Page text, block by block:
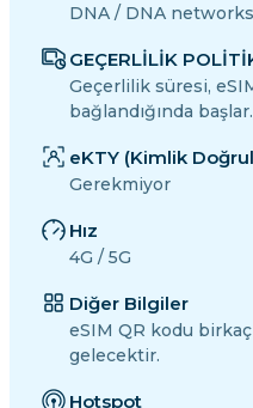
DNA / DNA
GEÇERLİLİK
Geçerlilik süresi,
bağlandığında başlar.
eKTY (Kimlik
Gerekmiyor
Hız
4G / 5G
Diğer Bilgiler
eSIM QR kodu
gelecektir.
Hotspot